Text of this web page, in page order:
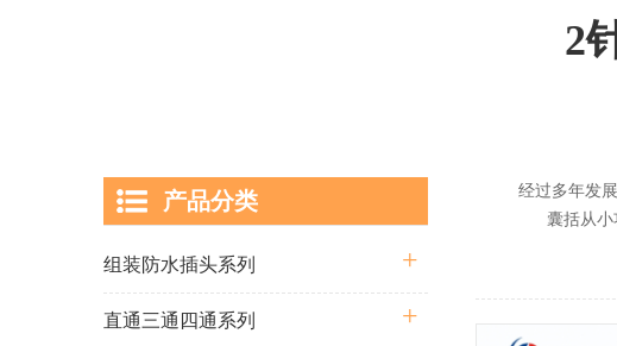
2
经过多年发展，
囊括从小功率到
产品分类
组装防水插头系列
直通三通四通系列